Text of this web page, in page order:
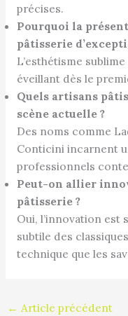
précises.
Pourquoi la
pâtisserie
L’esthétisme
éveillant dès le
Quels artisans
scène actuelle ?
Des noms comme
Conticini incarnent
professionnels
Peut-on allier
pâtisserie ?
Oui, l’innovation
subtile des
technique que les
← Article précédent